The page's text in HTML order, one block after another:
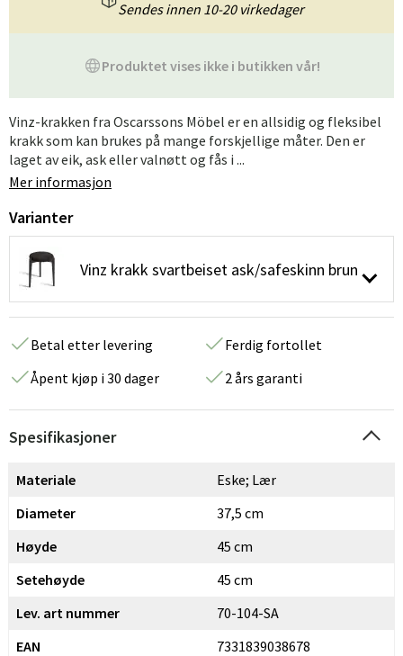
Produktet vises ikke i butikken vår!
Sendes innen 10-20 virkedager
Vinz-krakken fra Oscarssons Möbel er en allsidig og fleksibel
krakk som kan brukes på mange forskjellige måter. Den er
laget av eik, ask eller valnøtt og fås i ...
Mer informasjon
Varianter
Vinz krakk svartbeiset ask/safeskinn brun
Betal etter levering
Ferdig fortollet
Åpent kjøp i 30 dager
2 års garanti
Spesifikasjoner
Materiale
Eske; Lær
Diameter
37,5 cm
Høyde
45 cm
Setehøyde
45 cm
Lev. art nummer
70-104-SA
EAN
7331839038678